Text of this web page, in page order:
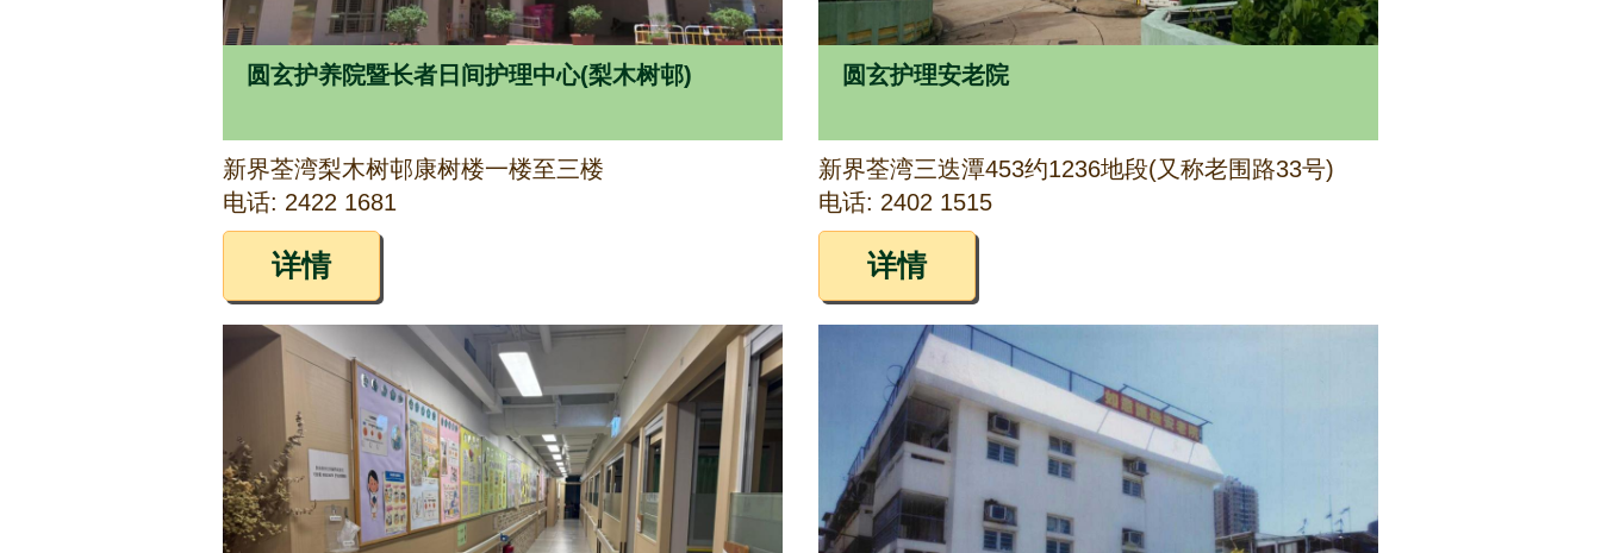
圆玄护养院暨长者日间护理中心(梨木树邨)
新界荃湾梨木树邨康树楼一楼至三楼
电话: 2422 1681
详情
圆玄护理安老院
新界荃湾三迭潭453约1236地段(又称老围路33号)
电话: 2402 1515
详情